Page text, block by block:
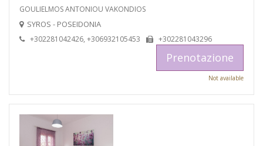
GOULIELMOS ANTONIOU VAKONDIOS
SYROS - POSEIDONIA
+302281042426, +306932105453 +302281043296
Prenotazione
Not available